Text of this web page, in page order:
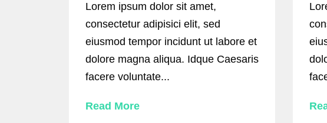
Lorem ipsum dolor sit amet,
consectetur adipisici elit, sed
eiusmod tempor incidunt ut labore et
dolore magna aliqua. Idque Caesaris
facere voluntate...
Read More